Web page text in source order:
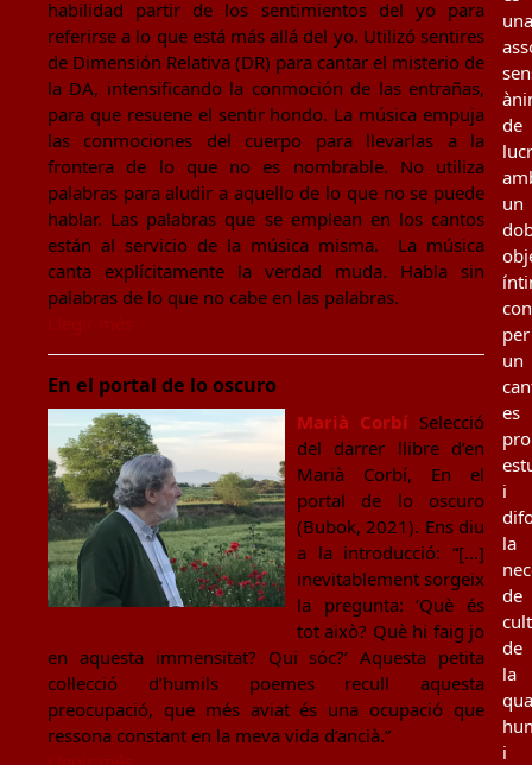
habilidad partir de los sentimientos del yo para
referirse a lo que está más allá del yo. Utilizó sentires
de Dimensión Relativa (DR) para cantar el misterio de
la DA, intensificando la conmoción de las entrañas,
para que resuene el sentir hondo. La música empuja
las conmociones del cuerpo para llevarlas a la
frontera de lo que no es nombrable. No utiliza
palabras para aludir a aquello de lo que no se puede
hablar. Las palabras que se emplean en los cantos
están al servicio de la música misma. La música
canta explícitamente la verdad muda. Habla sin
palabras de lo que no cabe en las palabras.
En el portal de lo oscuro
Marià Corbí Selecció
del darrer llibre d’en
Marià Corbí, En el
portal de lo oscuro
(Bubok, 2021). Ens diu
a la introducció: “[...]
inevitablement sorgeix
la pregunta: ‘Què és
tot això? Què hi faig jo
en aquesta immensitat? Qui sóc?’ Aquesta petita
col·lecció d’humils poemes recull aquesta
preocupació, que més aviat és una ocupació que
ressona constant en la meva vida d’ancià.”
una
de
un
per
un
es
i
la
de
de
la
i